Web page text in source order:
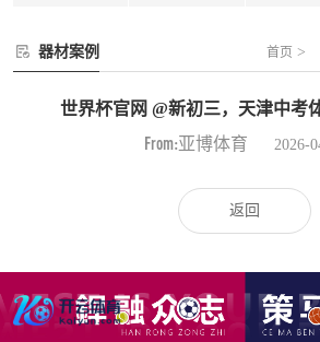
器材案例 首页 >
世界杯官网 @新初三，天津中考
From:亚博体育 2026-
返回